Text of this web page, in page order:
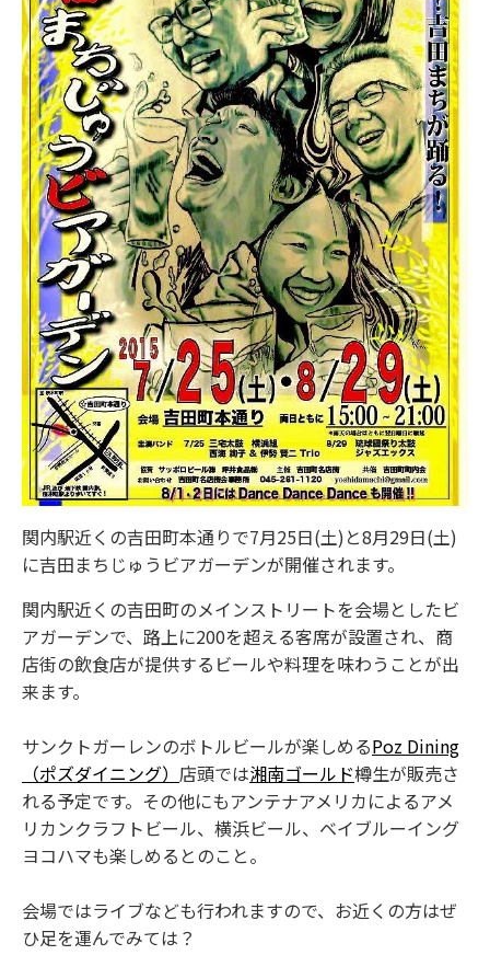
関内駅近くの吉田町本通りで7月25日(土)と8月29日(土)
に吉田まちじゅうビアガーデンが開催されます。
関内駅近くの吉田町のメインストリートを会場としたビ
アガーデンで、路上に200を超える客席が設置され、商
店街の飲食店が提供するビールや料理を味わうことが出
来ます。
サンクトガーレンのボトルビールが楽しめるPoz Dining
（ポズダイニング） 店頭では湘南ゴールド樽生が販売さ
れる予定です。その他にもアンテナアメリカによるアメ
リカンクラフトビール、横浜ビール、ベイブルーイング
ヨコハマも楽しめるとのこと。
会場ではライブなども行われますので、お近くの方はぜ
ひ足を運んでみては？